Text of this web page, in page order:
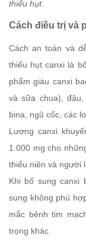
thiếu hụt.
Cách điều trị và
Cách an toàn và
thiếu hụt canxi là
phẩm giàu canxi
và sữa chua),
bina, ngũ cốc, các
Lượng canxi
1.000 mg cho
thiếu niên và người
Khi bổ sung canxi
sung không phù
mắc bệnh tim
trọng khác.